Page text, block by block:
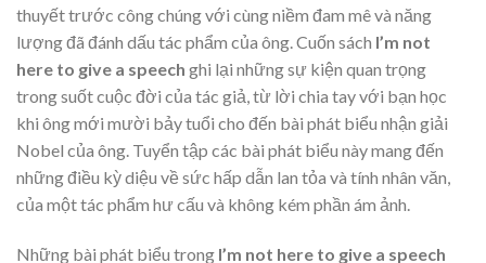
thuyết trước công chúng với cùng niềm đam mê và năng
lượng đã đánh dấu tác phẩm của ông. Cuốn sách I’m not
here to give a speech ghi lại những sự kiện quan trọng
trong suốt cuộc đời của tác giả, từ lời chia tay với bạn học
khi ông mới mười bảy tuổi cho đến bài phát biểu nhận giải
Nobel của ông. Tuyển tập các bài phát biểu này mang đến
những điều kỳ diệu về sức hấp dẫn lan tỏa và tính nhân văn,
của một tác phẩm hư cấu và không kém phần ám ảnh.
Những bài phát biểu trong I’m not here to give a speech